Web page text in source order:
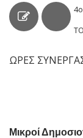
Πλοήγηση
ΩΡΕΣ
Μικροί